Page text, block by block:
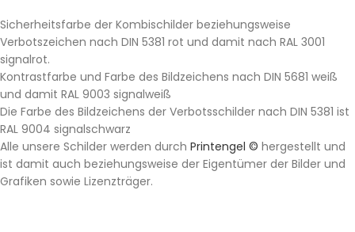
Sicherheitsfarbe der Kombischilder beziehungsweise
Verbotszeichen nach DIN 5381 rot und damit nach RAL 3001
signalrot.
Kontrastfarbe und Farbe des Bildzeichens nach DIN 5681 weiß
und damit RAL 9003 signalweiß
Die Farbe des Bildzeichens der Verbotsschilder nach DIN 5381 ist
RAL 9004 signalschwarz
Alle unsere Schilder werden durch Printengel © hergestellt und
ist damit auch beziehungsweise der Eigentümer der Bilder und
Grafiken sowie Lizenzträger.